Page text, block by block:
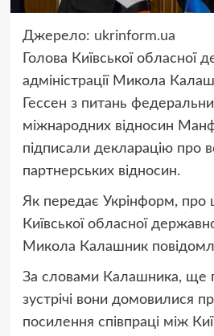
Джерело: ukrinform.ua
Голова Київської обласної
адміністрації Микола
Гессен з питань
міжнародних відносин
підписали декларацію про
партнерських відносин.
Як передає Укрінформ, про
Київської обласної
Микола Калашник
За словами Калашника, ще
зустрічі вони домовилися
посилення співпраці між